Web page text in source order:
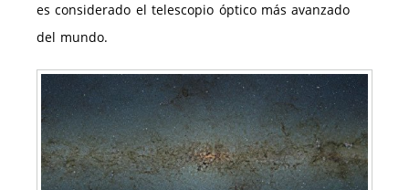
es considerado el telescopio óptico más avanzado
del mundo.